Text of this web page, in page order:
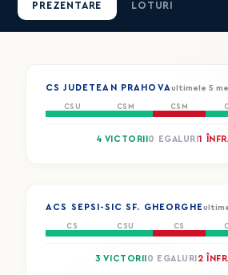
PREZENTARE LOTURI
CS JUDETEAN PRAHOVA ultimele 5
CSU CSM CSM
4 VICTORII 0 EGALURI1
ACS SEPSI-SIC SF. GHEORGHE
CS CSU CS
3 VICTORII 0 EGALURI 2